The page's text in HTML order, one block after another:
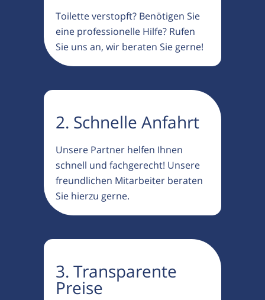
Toilette verstopft? Benötigen Sie
eine professionelle Hilfe? Rufen
Sie uns an, wir beraten Sie gerne!
2. Schnelle Anfahrt
Unsere Partner helfen Ihnen
schnell und fachgerecht! Unsere
freundlichen Mitarbeiter beraten
Sie hierzu gerne.
3. Transparente
Preise